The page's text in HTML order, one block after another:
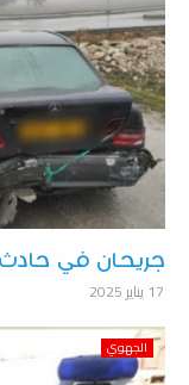
جريحان في
17 يناير 2025
الجهوي